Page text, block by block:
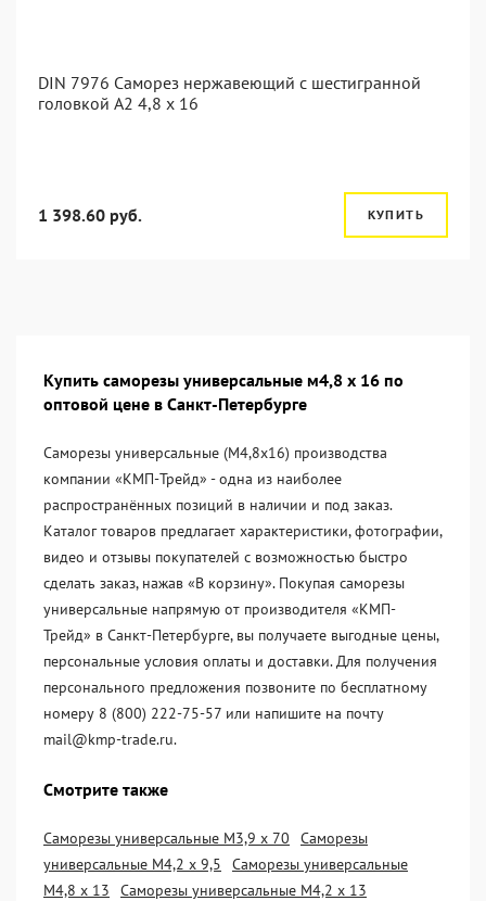
DIN 7976 Саморез нержавеющий с шестигранной
головкой А2 4,8 x 16
1 398.60 руб. КУПИТЬ
Купить саморезы универсальные м4,8 х 16 по
оптовой цене в Санкт-Петербурге
Саморезы универсальные (М4,8х16) производства
компании «KМП-Трейд» - одна из наиболее
распространённых позиций в наличии и под заказ.
Каталог товаров предлагает характеристики, фотографии,
видео и отзывы покупателей с возможностью быстро
сделать заказ, нажав «В корзину». Покупая саморезы
универсальные напрямую от производителя «KМП-
Трейд» в Санкт-Петербурге, вы получаете выгодные цены,
персональные условия оплаты и доставки. Для получения
персонального предложения позвоните по бесплатному
номеру 8 (800) 222-75-57 или напишите на почту
mail@kmp-trade.ru.
Смотрите также
Саморезы универсальные М3,9 х 70
Саморезы
универсальные М4,2 х 9,5
Саморезы универсальные
М4,8 х 13
Саморезы универсальные М4,2 х 13